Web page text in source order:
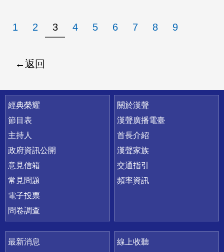
1 2 3 4 5 6 7 8 9
返回
快速連結
經典榮耀
節目表
主持人
政府資訊公開
意見信箱
常見問題
電子投票
問卷調查
關於漢聲
漢聲廣播電臺
首長介紹
漢聲家族
交通指引
頻率資訊
最新消息
線上收聽